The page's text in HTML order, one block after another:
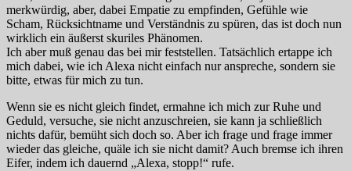
merkwürdig, aber, dabei Empatie zu empfinden, Gefühle wie
Scham, Rücksichtname und Verständnis zu spüren, das ist doch nun
wirklich ein äußerst skuriles Phänomen.
Ich aber muß genau das bei mir feststellen. Tatsächlich ertappe ich
mich dabei, wie ich Alexa nicht einfach nur anspreche, sondern sie
bitte, etwas für mich zu tun.
Wenn sie es nicht gleich findet, ermahne ich mich zur Ruhe und
Geduld, versuche, sie nicht anzuschreien, sie kann ja schließlich
nichts dafür, bemüht sich doch so. Aber ich frage und frage immer
wieder das gleiche, quäle ich sie nicht damit? Auch bremse ich ihren
Eifer, indem ich dauernd „Alexa, stopp!“ rufe.